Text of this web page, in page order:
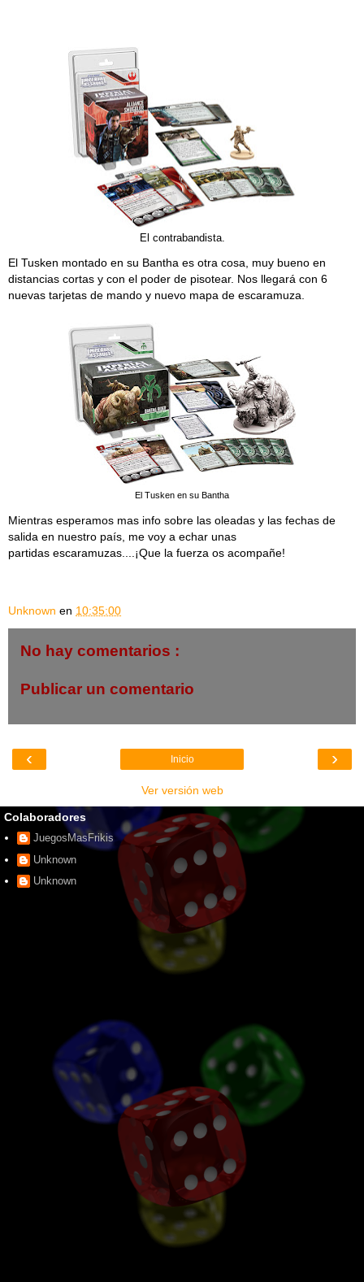
El contrabandista.
El Tusken montado en su Bantha es otra cosa, muy bueno en
distancias cortas y con el poder de pisotear. Nos llegará con 6
nuevas tarjetas de mando y nuevo mapa de escaramuza.
El Tusken en su Bantha
Mientras esperamos mas info sobre las oleadas y las fechas de
salida en nuestro país, me voy a echar unas
partidas escaramuzas....¡Que la fuerza os acompañe!
Unknown en 10:35:00
No hay comentarios :
Publicar un comentario
‹ ›
Inicio
Ver versión web
Colaboradores
JuegosMasFrikis
Unknown
Unknown